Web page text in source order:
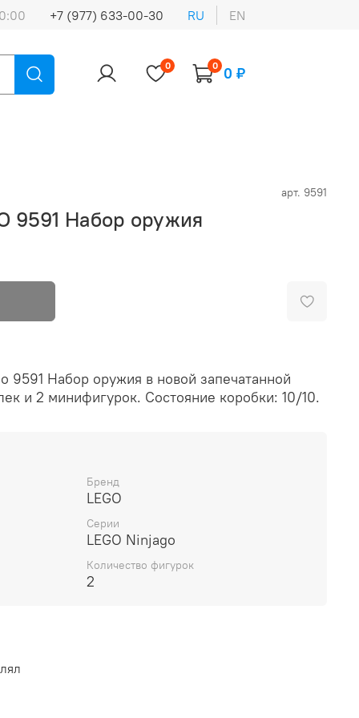
+7 (977) 633-00-30 RU EN
0 0 0 ₽
арт. 9591
9591 Набор оружия
9591 Набор оружия в новой запечатанной
и 2 минифигурок. Состояние коробки: 10/10.
Бренд
LEGO
Серии
LEGO Ninjago
Количество фигурок
2